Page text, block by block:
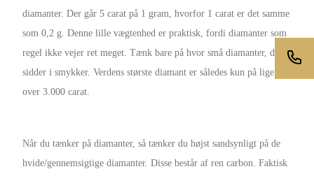
diamanter. Der går 5 carat på 1 gram, hvorfor 1 carat er det samme
som 0,2 g. Denne lille vægtenhed er praktisk, fordi diamanter som
regel ikke vejer ret meget. Tænk bare på hvor små diamanter, der
sidder i smykker. Verdens største diamant er således kun på lige
over 3.000 carat.
Når du tænker på diamanter, så tænker du højst sandsynligt på de
hvide/gennemsigtige diamanter. Disse består af ren carbon. Faktisk